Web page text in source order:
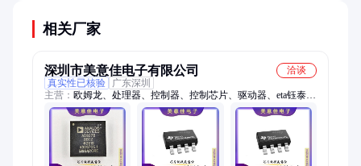
相关厂家
深圳市美意佳电子有限公司
洽谈
真实性已核验
广东深圳
主营： 欧姆龙、处理器、控制器、控制芯片、驱动器、eta钰泰、
通信模块、集成电路、电源管理、电源负载、RTL